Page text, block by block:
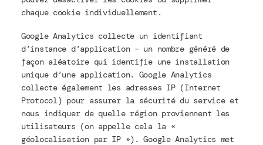
chaque cookie individuellement.
Google Analytics collecte un identifiant
d’instance d’application – un nombre généré de
façon aléatoire qui identifie une installation
unique d’une application. Google Analytics
collecte également les adresses IP (Internet
Protocol) pour assurer la sécurité du service et
nous indiquer de quelle région proviennent les
utilisateurs (on appelle cela la «
géolocalisation par IP »). Google Analytics met